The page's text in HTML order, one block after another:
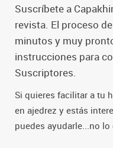
Suscríbete a
revista. El proceso
minutos y muy
instrucciones para
Suscriptores.
Si quieres facilitar a tu
en ajedrez y estás
puedes ayudarle...no lo